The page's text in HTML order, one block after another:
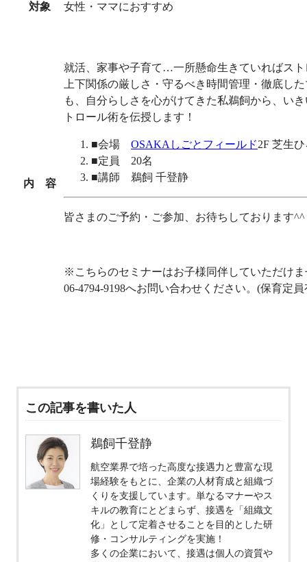
対象
女性・ママにおすすめ
内 容
就活、家事や子育て…一所懸命生きていればス
上下関係の厳しさ・守るべき時間管理・徹底し
も、自分らしさを心がけてきた私鵜飼から、い
トロール術を伝授します！
■会場 OSAKAしごとフィールド2F 芝生
■定員 20名
■講師 鵜飼 千登静
皆さまのご予約・ご参加、お待ちしております^^
※こちらのセミナーはお子様同伴していただけま
06-4794-9198へお問い合わせください。(保育定
この記事を書いた人
鵜飼千登静
航空業界で培った高度な接遇力と豊富な現
場経験をもとに、企業の人材育成と組織づ
くりを支援しています。単なるマナーやス
キルの教育にとどまらず、接遇を「組織文
化」として定着させることを目的とした研
修・コンサルティングを実施！
多くの企業において、接遇は個人の資質や